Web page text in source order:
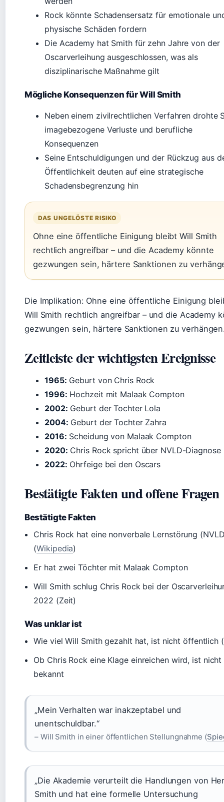
Rock könnte Schadensersatz für emotionale
physische Schäden fordern
Die Academy hat Smith für zehn Jahre von der
Oscarverleihung ausgeschlossen, was als
disziplinarische Maßnahme gilt
Mögliche Konsequenzen für Will Smith
Neben einem zivilrechtlichen Verfahren drohte
imagebezogene Verluste und berufliche
Konsequenzen
Seine Entschuldigungen und der Rückzug aus
Öffentlichkeit deuten auf eine strategische
Schadensbegrenzung hin
DAS UNGELÖSTE RISIKO
Ohne eine öffentliche Einigung bleibt Will Smith
rechtlich angreifbar – und die Academy könnte
gezwungen sein, härtere Sanktionen zu
Die Implikation: Ohne eine öffentliche Einigung
Will Smith rechtlich angreifbar – und die Academy
gezwungen sein, härtere Sanktionen zu
Zeitleiste der wichtigsten Ereignisse
1965: Geburt von Chris Rock
1996: Hochzeit mit Malaak Compton
2002: Geburt der Tochter Lola
2004: Geburt der Tochter Zahra
2016: Scheidung von Malaak Compton
2020: Chris Rock spricht über NVLD-Diagnose
2022: Ohrfeige bei den Oscars
Bestätigte Fakten und offene Fragen
Bestätigte Fakten
Chris Rock hat eine nonverbale Lernstörung
(Wikipedia)
Er hat zwei Töchter mit Malaak Compton
Will Smith schlug Chris Rock bei der
2022 (Zeit)
Was unklar ist
Wie viel Will Smith gezahlt hat, ist nicht öffentlich
Ob Chris Rock eine Klage einreichen wird, ist nicht
bekannt
„Mein Verhalten war inakzeptabel und
unentschuldbar.“
– Will Smith in einer öffentlichen Stellungnahme (
„Die Akademie verurteilt die Handlungen von
Smith und hat eine formelle Untersuchung